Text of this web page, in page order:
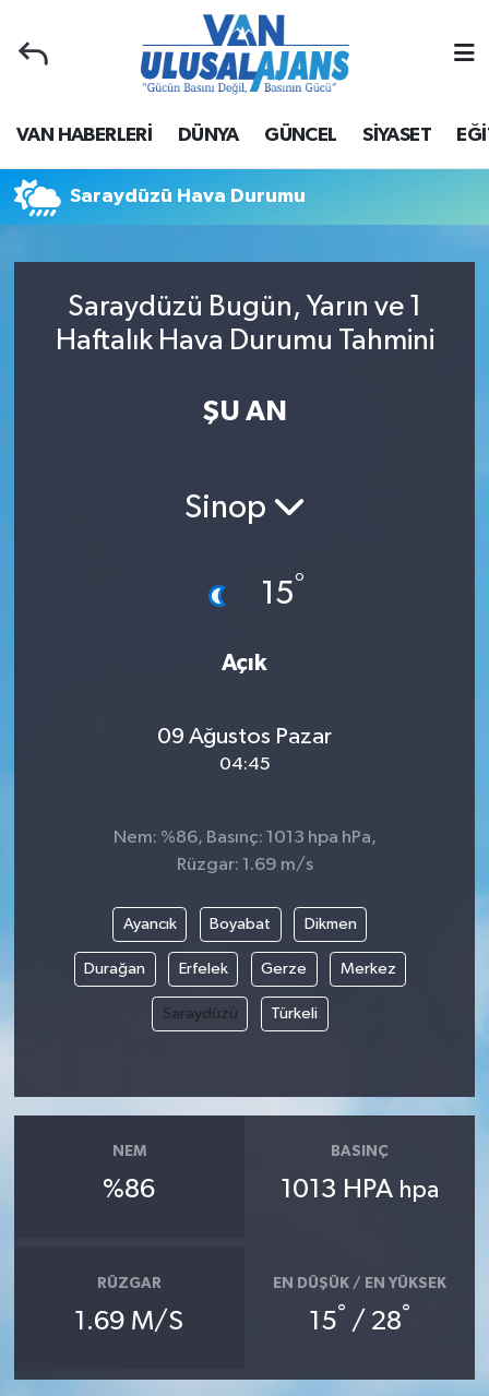
VAN HABERLERİ DÜNYA GÜNCEL SİYASET
Saraydüzü Hava Durumu
Saraydüzü Bugün, Yarın ve 1
Haftalık Hava Durumu Tahmini
ŞU AN
Sinop
15°
Açık
09 Ağustos Pazar
04:45
Nem: %86, Basınç: 1013 hpa hPa,
Rüzgar: 1.69 m/s
Ayancık Boyabat Dikmen
Durağan Erfelek Gerze Merkez
Saraydüzü Türkeli
NEM
%86
BASINÇ
1013 HPA hpa
RÜZGAR
1.69 M/S
EN DÜŞÜK / EN YÜKSEK
15° / 28°
Van Nöbetçi Eczaneler
Van Hava Durumu
Van Namaz Vakitleri
Süper Lig Puan Durumu ve Fikstür
Son Dakika Haberleri